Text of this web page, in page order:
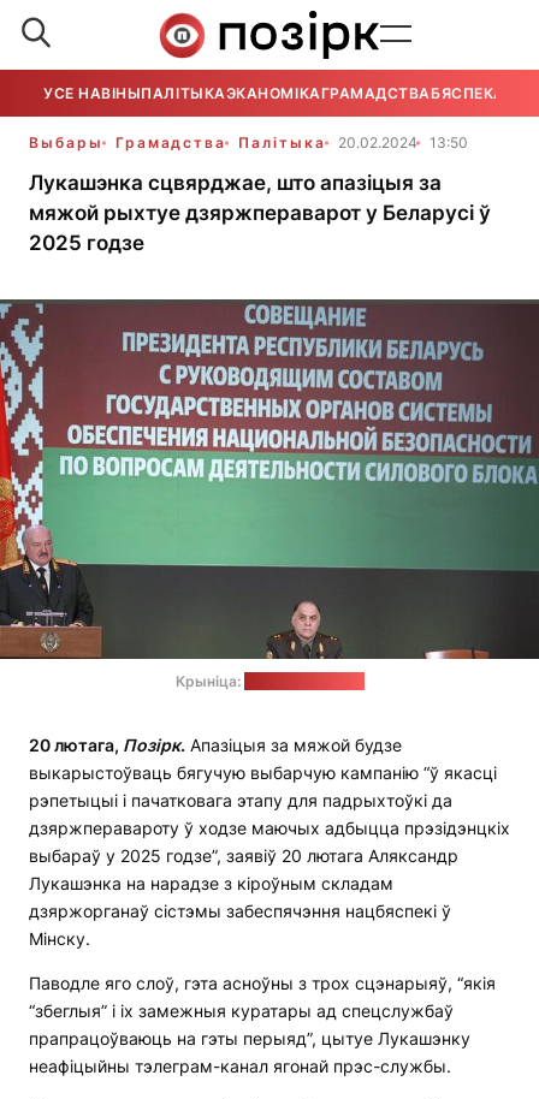
УСЕ НАВІНЫПАЛІТЫКАЭКАНОМІКАГРАМАДСТВАБЯСПЕКА
Выбары Грамадства Палітыка 20.02.2024 13:50
Лукашэнка сцвярджае, што апазіцыя за
мяжой рыхтуе дзяржпераварот у Беларусі ў
2025 годзе
Крыніца:
20 лютага, Позірк. Апазіцыя за мяжой будзе
выкарыстоўваць бягучую выбарчую кампанію “ў якасці
рэпетыцыі і пачатковага этапу для падрыхтоўкі да
дзяржперавароту ў ходзе маючых адбыцца прэзідэнцкіх
выбараў у 2025 годзе”, заявіў 20 лютага Аляксандр
Лукашэнка на нарадзе з кіроўным складам
дзяржорганаў сістэмы забеспячэння нацбяспекі ў
Мінску.
Паводле яго слоў, гэта асноўны з трох сцэнарыяў, “якія
“збеглыя” і іх замежныя куратары ад спецслужбаў
прапрацоўваюць на гэты перыяд”, цытуе Лукашэнку
неафіцыйны тэлеграм-канал ягонай прэс-службы.